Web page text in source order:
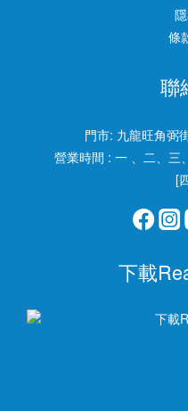
條
聯
門市: 九龍旺角弼
營業時間 : 一 、二、
[
下載